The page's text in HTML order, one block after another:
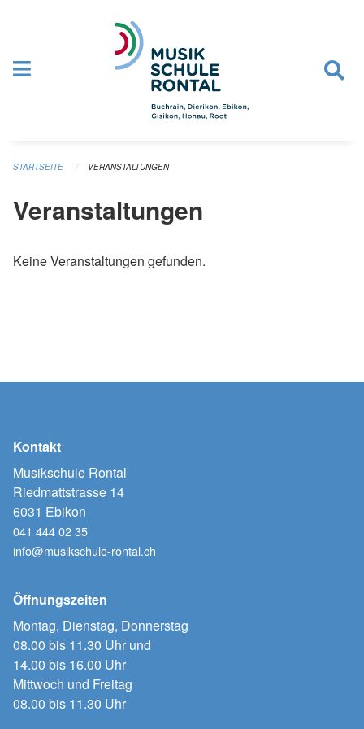
STARTSEITE VERANSTALTUNGEN
Veranstaltungen
Keine Veranstaltungen gefunden.
Kontakt
Musikschule Rontal
Riedmattstrasse 14
6031 Ebikon
041 444 02 35
info@musikschule-rontal.ch
Öffnungszeiten
Montag, Dienstag, Donnerstag
08.00 bis 11.30 Uhr und
14.00 bis 16.00 Uhr
Mittwoch und Freitag
08.00 bis 11.30 Uhr